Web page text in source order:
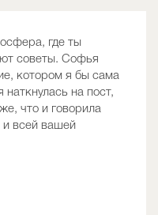
где ты
советы. Софья
котором я бы сама
наткнулась на пост,
что и говорила
всей вашей